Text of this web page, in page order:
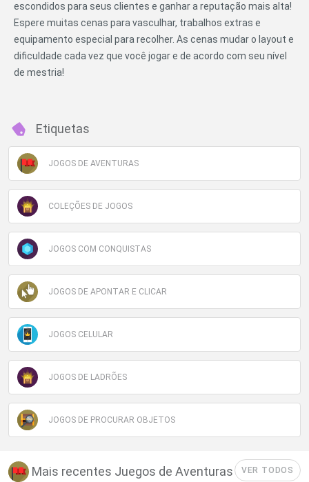
escondidos para seus clientes e ganhar a reputação mais alta!
Espere muitas cenas para vasculhar, trabalhos extras e
equipamento especial para recolher. As cenas mudar o layout e
dificuldade cada vez que você jogar e de acordo com seu nível
de mestria!
Etiquetas
JOGOS DE AVENTURAS
COLEÇÕES DE JOGOS
JOGOS COM CONQUISTAS
JOGOS DE APONTAR E CLICAR
JOGOS CELULAR
JOGOS DE LADRÕES
JOGOS DE PROCURAR OBJETOS
Mais recentes Juegos de Aventuras VER TODOS